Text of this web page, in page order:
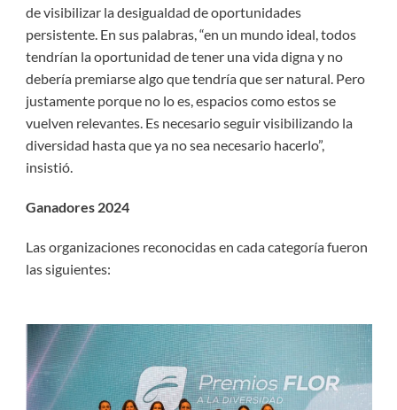
de visibilizar la desigualdad de oportunidades
persistente. En sus palabras, “en un mundo ideal, todos
tendrían la oportunidad de tener una vida digna y no
debería premiarse algo que tendría que ser natural. Pero
justamente porque no lo es, espacios como estos se
vuelven relevantes. Es necesario seguir visibilizando la
diversidad hasta que ya no sea necesario hacerlo”,
insistió.
Ganadores 2024
Las organizaciones reconocidas en cada categoría fueron
las siguientes: